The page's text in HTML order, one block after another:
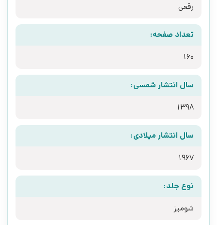
رقعی
تعداد صفحه:
160
سال انتشار شمسی:
1398
سال انتشار میلادی:
1967
نوع جلد:
شومیز